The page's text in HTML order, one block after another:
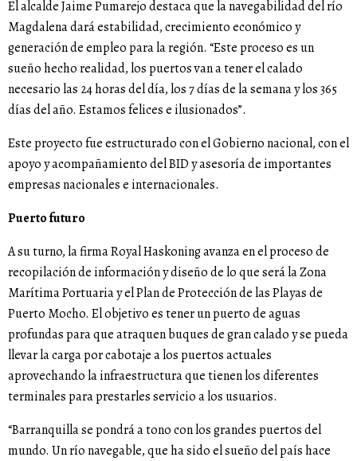
El alcalde Jaime Pumarejo destaca que la navegabilidad del río
Magdalena dará estabilidad, crecimiento económico y
generación de empleo para la región. “Este proceso es un
sueño hecho realidad, los puertos van a tener el calado
necesario las 24 horas del día, los 7 días de la semana y los 365
días del año. Estamos felices e ilusionados”.
Este proyecto fue estructurado con el Gobierno nacional, con el
apoyo y acompañamiento del BID y asesoría de importantes
empresas nacionales e internacionales.
Puerto futuro
A su turno, la firma Royal Haskoning avanza en el proceso de
recopilación de información y diseño de lo que será la Zona
Marítima Portuaria y el Plan de Protección de las Playas de
Puerto Mocho. El objetivo es tener un puerto de aguas
profundas para que atraquen buques de gran calado y se pueda
llevar la carga por cabotaje a los puertos actuales
aprovechando la infraestructura que tienen los diferentes
terminales para prestarles servicio a los usuarios.
“Barranquilla se pondrá a tono con los grandes puertos del
mundo. Un río navegable, que ha sido el sueño del país hace